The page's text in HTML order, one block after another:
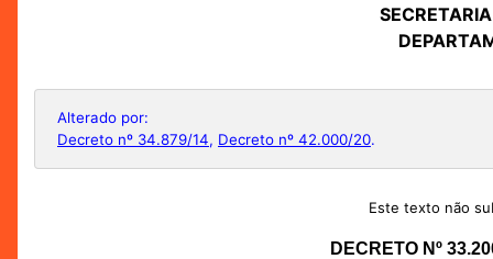
Alterado por:
Decreto nº 34.879/14, Decreto nº 42.000/20.
Este texto não
DECRETO Nº